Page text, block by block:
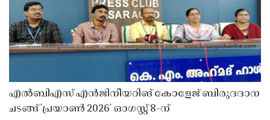
എൽബിഎസ് എൻജിനീയറിങ് കോളേജ് ബിരുദദാന
ചടങ്ങ് 'പ്രയാൺ 2026' ഓഗസ്റ്റ് 8-ന്